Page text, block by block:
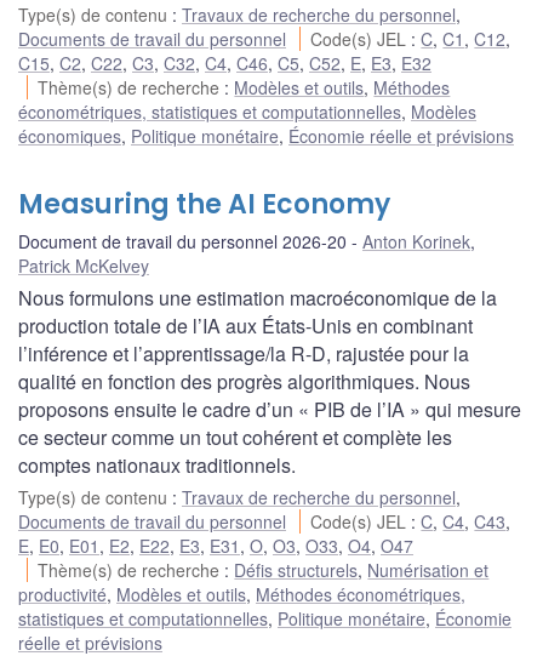
Type(s) de contenu : Travaux de recherche du personnel,
Documents de travail du personnel
Code(s) JEL :C,C1 ,C12,
C15, C2, C22, C3, C32, C4, C46, C5, C52, E, E3, E32
Thème(s) de recherche : Modèles et outils, Méthodes
économétriques, statistiques et computationnelles, Modèles
économiques, Politique monétaire, Économie réelle et prévisions
Measuring the AI Economy
Document de travail du personnel 2026-20 Anton Korinek,
Patrick McKelvey
Nous formulons une estimation macroéconomique de la
production totale de l’IA aux États-Unis en combinant
l’inférence et l’apprentissage/la R-D, rajustée pour la
qualité en fonction des progrès algorithmiques. Nous
proposons ensuite le cadre d’un « PIB de l’IA » qui mesure
ce secteur comme un tout cohérent et complète les
comptes nationaux traditionnels.
Type(s) de contenu : Travaux de recherche du personnel,
Documents de travail du personnel
Code(s) JEL :C,C4,C43,
E, E0, E01 , E2, E22, E3, E31 , O, O3, O33, O4, O47
Thème(s) de recherche : Défis structurels, Numérisation et
productivité, Modèles et outils, Méthodes économétriques,
statistiques et computationnelles, Politique monétaire, Économie
réelle et prévisions